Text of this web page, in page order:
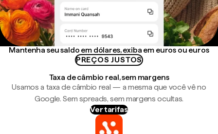
Mantenha seu saldo em dólares, exiba em euros ou euros
PREÇOS JUSTOS
Taxa de câmbio real, sem margens
Usamos a taxa de câmbio real — a mesma que você vê no
Google. Sem spreads, sem margens ocultas.
Ver tarifas